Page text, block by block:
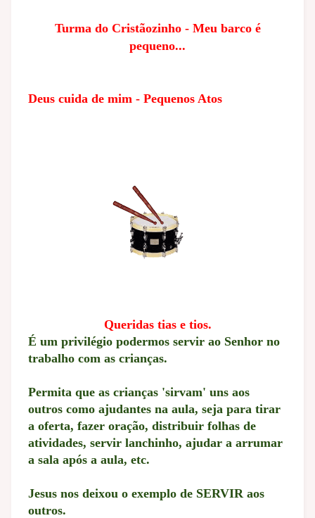
Turma do Cristãozinho - Meu barco é
pequeno...
Deus cuida de mim - Pequenos Atos
Queridas tias e tios.
É um privilégio podermos servir ao Senhor no
trabalho com as crianças.
Permita que as crianças 'sirvam' uns aos
outros como ajudantes na aula, seja para tirar
a oferta, fazer oração, distribuir folhas de
atividades, servir lanchinho, ajudar a arrumar
a sala após a aula, etc.
Jesus nos deixou o exemplo de SERVIR aos
outros.